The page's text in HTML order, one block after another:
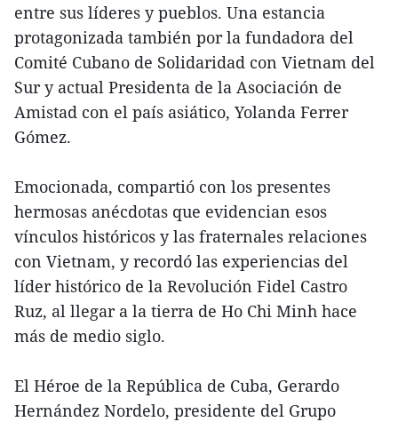
entre sus líderes y pueblos. Una estancia
protagonizada también por la fundadora del
Comité Cubano de Solidaridad con Vietnam del
Sur y actual Presidenta de la Asociación de
Amistad con el país asiático, Yolanda Ferrer
Gómez.
Emocionada, compartió con los presentes
hermosas anécdotas que evidencian esos
vínculos históricos y las fraternales relaciones
con Vietnam, y recordó las experiencias del
líder histórico de la Revolución Fidel Castro
Ruz, al llegar a la tierra de Ho Chi Minh hace
más de medio siglo.
El Héroe de la República de Cuba, Gerardo
Hernández Nordelo, presidente del Grupo